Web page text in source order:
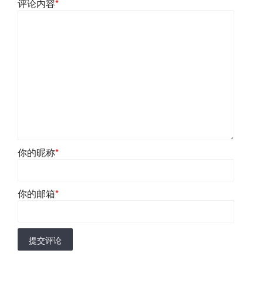
评论内容*
你的昵称*
你的邮箱*
提交评论